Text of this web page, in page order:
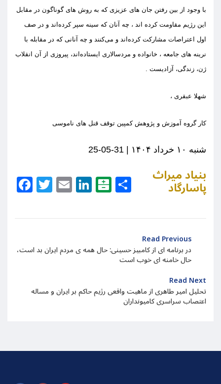
با وجود از بین رفتن جان های عزیزی که به روش های گوناگون در مقابل
این ر ژ یم مقاومت کرده اند ، چه آنانکه سینه سپر کرده‌اند و در صف
اول اعتراصات مشارکتکرده‌اند و می‌کنند و چه آنانی که در مقابله با
نرینه های جامعه ، خانواده و مردسالاری ایستاده‌اند، پیروزی از آن انقلاب
ژن، زندگی، آزادیست
شهلا عبقری ،
کار گروه آموزش و پژوهش کمپین توقف قنل های ناموسی
شنبه ۱۰ خرداد ۱۴۰۴ | 31-05-
25
Facebook
Twitter
EmailLinkedIn
Balatarin
Share
بنیاد میراث
پاسارگاد
Read Previous
در برنامه ای از کامبیز حسینی:‌ حال همه ی مردم ایران بد است،
حال خامنه ای خوب است
Read Next
تحلیل امیر طاهری از ماهیت واقعی رژیم حاکم بر ایران و مساله
اعتصاب سراسری کامیونداران